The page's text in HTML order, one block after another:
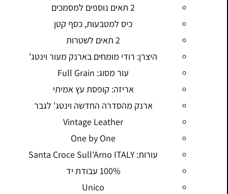
2 תאים נוספים למסמכים
כיס למטבעות, כסף קטן
2 תאים לשטרות
היצרן: רודי מומחים בארנק מעור וינטג'
עור מסוג: Full Grain
אריזה: קופסת עץ אמיתי
ארנק מהסדרה החדשה וינטג' לגבר
Vintage Leather
One by One
עורות: Santa Croce Sull'Arno ITALY
100% עבודת יד
Unico